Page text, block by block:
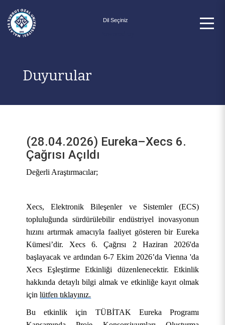
Duyurular
(28.04.2026) Eureka–Xecs 6.
Çağrısı Açıldı
Değerli Araştırmacılar;
Xecs, Elektronik Bileşenler ve Sistemler (ECS)
topluluğunda sürdürülebilir endüstriyel inovasyonun
hızını artırmak amacıyla faaliyet gösteren bir Eureka
Kümesi’dir. Xecs 6. Çağrısı 2 Haziran 2026'da
başlayacak ve ardından 6-7 Ekim 2026’da Vienna 'da
Xecs Eşleştirme Etkinliği düzenlenecektir. Etkinlik
hakkında detaylı bilgi almak ve etkinliğe kayıt olmak
içinlütfen tıklayınız.
Bu etkinlik için TÜBİTAK Eureka Programı